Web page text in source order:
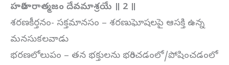
హరిహరాత్మజం దేవమాశ్రయే ॥ 2 ॥
శరణకీర్తనం- సక్తమానసం – శరణుఘోషలపై ఆసక్తి ఉన్న
మనసుకలవాడు
భరణలోలుపం – తన భక్తులను భరించడంలో/పోషించడంలో